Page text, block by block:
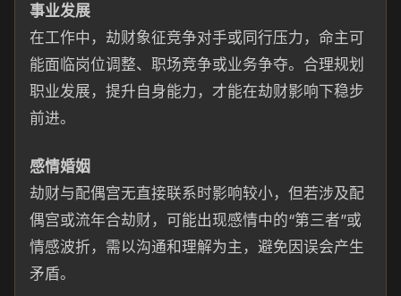
事业发展
在工作中，劫财象征竞争对手或同行压力，命主可
能面临岗位调整、职场竞争或业务争夺。合理规划
职业发展，提升自身能力，才能在劫财影响下稳步
前进。
感情婚姻
劫财与配偶宫无直接联系时影响较小，但若涉及配
偶宫或流年合劫财，可能出现感情中的“第三者”或
情感波折，需以沟通和理解为主，避免因误会产生
矛盾。